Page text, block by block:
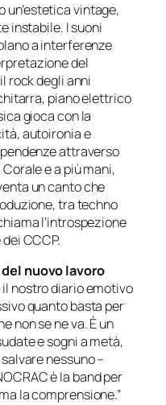
un’estetica vintage,
instabile. I suoni
a interferenze
del
rock degli anni
piano elettrico
gioca con la
autoironia e
attraverso
e a più mani,
un canto che
tra techno
l’introspezione
CCCP.
nuovo lavoro
il nostro diario emotivo
quanto basta per
non se ne va. È un
e sogni a metà,
nessuno –
è la band per
la comprensione.”